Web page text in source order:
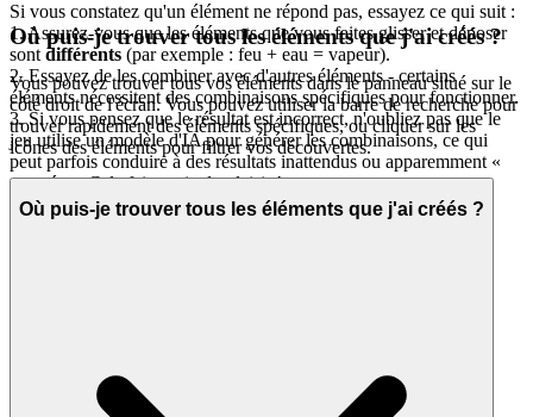
Si vous constatez qu'un élément ne répond pas, essayez ce qui suit :
1. Assurez-vous que les éléments que vous faites glisser et déposer
sont différents (par exemple : feu + eau = vapeur).
2. Essayez de les combiner avec d'autres éléments - certains
éléments nécessitent des combinaisons spécifiques pour fonctionner.
3. Si vous pensez que le résultat est incorrect, n'oubliez pas que le
jeu utilise un modèle d'IA pour générer les combinaisons, ce qui
peut parfois conduire à des résultats inattendus ou apparemment «
erronés ». Cela fait partie du plaisir !
Où puis-je trouver tous les éléments que j'ai créés ?
Vous pouvez trouver tous vos éléments dans le panneau situé sur le
côté droit de l'écran. Vous pouvez utiliser la barre de recherche pour
trouver rapidement des éléments spécifiques, ou cliquer sur les
icônes des éléments pour filtrer vos découvertes.
Où puis-je trouver tous les éléments que j'ai créés ?